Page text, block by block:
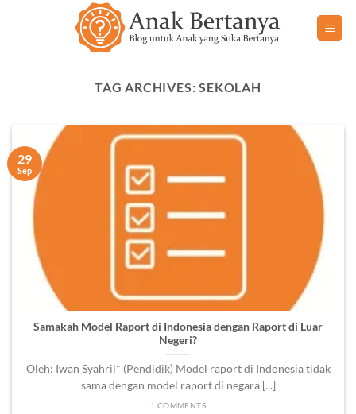
TAG ARCHIVES:SEKOLAH
Samakah Model Raport di Indonesia dengan Raport di Luar
Negeri?
Oleh: Iwan Syahril* (Pendidik) Model raport di Indonesia tidak
sama dengan model raport di negara [...]
1 COMMENTS
29
Sep